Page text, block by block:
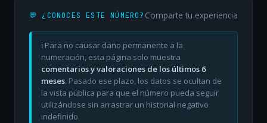
💬 ¿CONOCES ESTE NÚMERO? Comparte tu experiencia
ℹ️ Para no causar daño permanente a la
numeración, esta página solo muestra
comentarios y valoraciones de los últimos 6
meses. Pasado ese plazo, los datos se ocultan de
la vista pública para que el número pueda seguir
utilizándose sin arrastrar un historial negativo
indefinido.